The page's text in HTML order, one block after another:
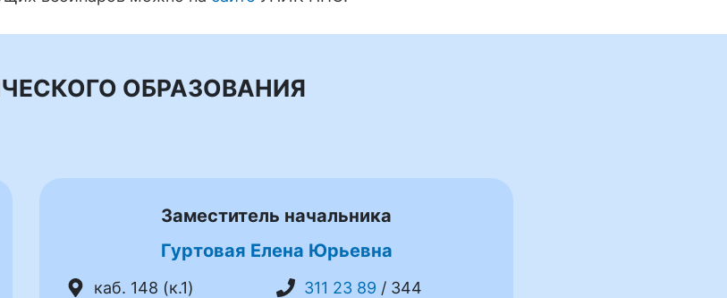
ОБРАЗОВАНИЯ
Заместитель начальника
Гуртовая Елена Юрьевна
каб. 148 (к.1) 311 23 89 / 344